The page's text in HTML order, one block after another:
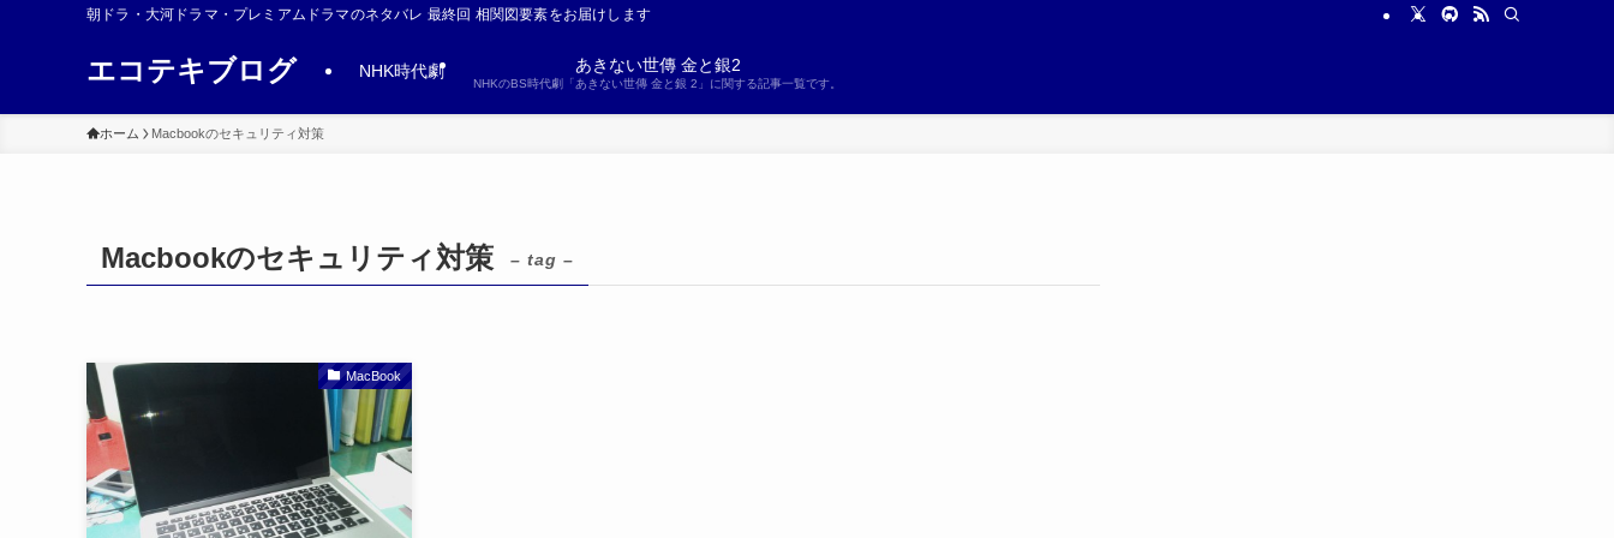
朝ドラ・大河ドラマ・プレミアムドラマのネタバレ 最終回 相関図要素をお届けします
エコテキブログ NHK時代劇 あきない世傳 金と銀2
NHKのBS時代劇「あきない世傳 金と銀 2」に関する記事一覧です。
ホーム Macbookのセキュリティ対策
Macbookのセキュリティ対策 – tag –
MacBook